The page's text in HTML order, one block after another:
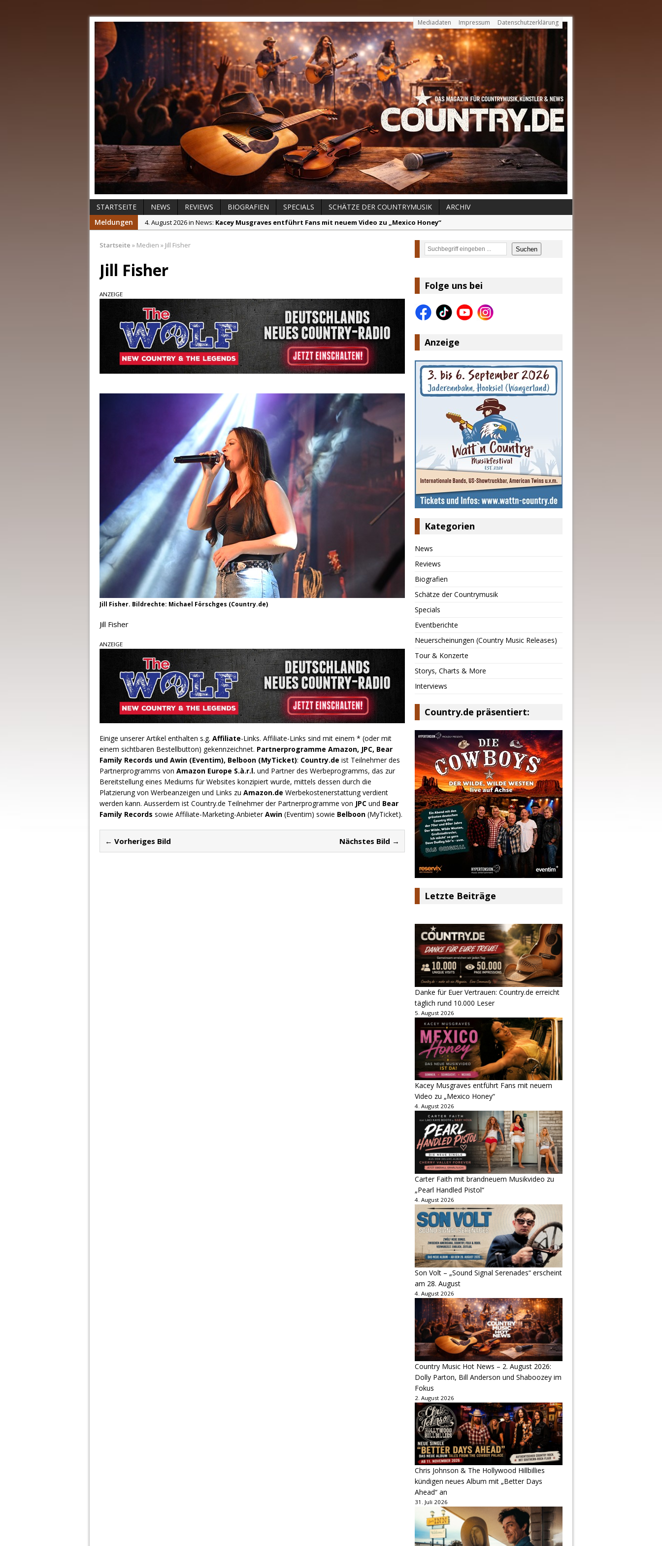
Mediadaten Impressum Datenschutzerklärung
STARTSEITE NEWS REVIEWS BIOGRAFIEN SPECIALS SCHÄTZE DER COUNTRYMUSIK
ARCHIV
Meldungen
4. August 2026 in News: Kacey Musgraves entführt Fans mit neuem Video zu „Mexico Honey“
4. August 2026 in News:
2. August 2026 in News:
Chris Johnson & The Hollywood Hillbillies kündigen neues Album mit „Better Days Ahead“ an
Danke für Euer Vertrauen: Country.de erreicht täglich rund 10.000 Leser
Startseite » Medien » Jill Fisher
Jill Fisher
ANZEIGE
Jill Fisher. Bildrechte: Michael Förschges (Country.de)
Jill Fisher
ANZEIGE
Einige unserer Artikel enthalten s.g. Affiliate-Links. Affiliate-Links sind mit einem * (oder mit
einem sichtbaren Bestellbutton) gekennzeichnet. Partnerprogramme Amazon, JPC, Bear
Family Records und Awin (Eventim), Belboon (MyTicket): Country.de ist Teilnehmer des
Partnerprogramms von Amazon Europe S.à.r.l. und Partner des Werbeprogramms, das zur
Bereitstellung eines Mediums für Websites konzipiert wurde, mittels dessen durch die
Platzierung von Werbeanzeigen und Links zu Amazon.de Werbekostenerstattung verdient
werden kann. Ausserdem ist Country.de Teilnehmer der Partnerprogramme von JPC und Bear
Family Records sowie Affiliate-Marketing-AnbieterAwin (Eventim) sowie Belboon (MyTicket).
← Vorheriges Bild Nächstes Bild →
Suchen Suchen
Folge uns bei
Anzeige
Kategorien
News
Reviews
Biografien
Schätze der Countrymusik
Specials
Eventberichte
Neuerscheinungen (Country Music Releases)
Tour & Konzerte
Storys, Charts & More
Interviews
Country.de präsentiert:
Letzte Beiträge
Danke für Euer Vertrauen: Country.de erreicht
täglich rund 10.000 Leser
5. August 2026
Kacey Musgraves entführt Fans mit neuem
Video zu „Mexico Honey“
4. August 2026
Carter Faith mit brandneuem Musikvideo zu
„Pearl Handled Pistol“
4. August 2026
Son Volt – „Sound Signal Serenades“ erscheint
am 28. August
4. August 2026
Country Music Hot News – 2. August 2026:
Dolly Parton, Bill Anderson und Shaboozey im
Fokus
2. August 2026
Chris Johnson & The Hollywood Hillbillies
kündigen neues Album mit „Better Days
Ahead“ an
31. Juli 2026